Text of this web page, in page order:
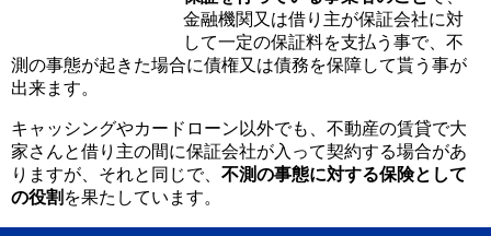
金融機関又は借り主が保証会社に対
して一定の保証料を支払う事で、不
測の事態が起きた場合に債権又は債務を保障して貰う事が
出来ます。
キャッシングやカードローン以外でも、不動産の賃貸で大
家さんと借り主の間に保証会社が入って契約する場合があ
りますが、それと同じで、 不測の事態に対する保険として
の役割 を果たしています。